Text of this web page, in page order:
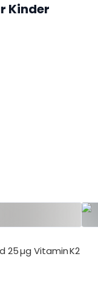
Kinder
25 µg Vitamin K2